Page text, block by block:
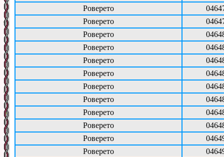
Роверето
Роверето
Роверето
Роверето
Роверето
Роверето
Роверето
Роверето
Роверето
Роверето
Роверето
Роверето